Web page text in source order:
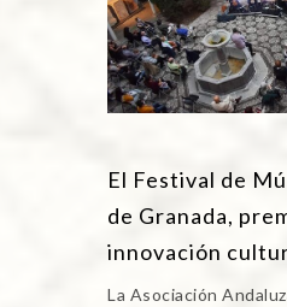
El Festival de
de Granada,
innovación
La Asociación